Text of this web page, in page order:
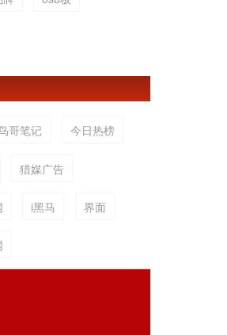
哥笔记 今日热榜
猎媒广告
i黑马 界面